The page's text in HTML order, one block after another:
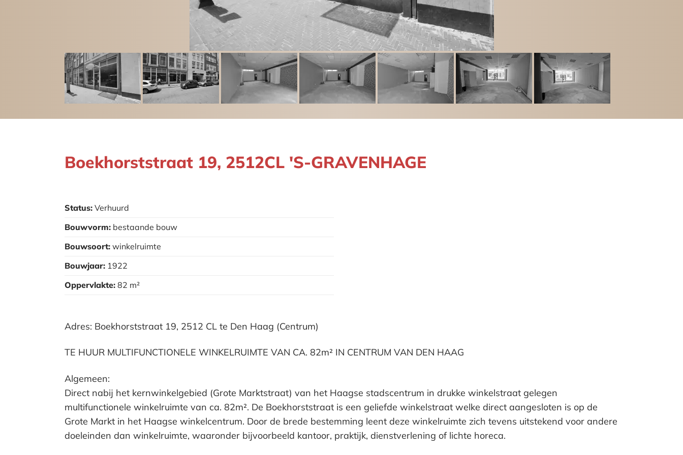
Boekhorststraat 19, 2512CL 'S-GRAVENHAGE
Status: Verhuurd
Bouwvorm: bestaande bouw
Bouwsoort: winkelruimte
Bouwjaar: 1922
Oppervlakte: 82 m²
Adres: Boekhorststraat 19, 2512 CL te Den Haag (Centrum)
TE HUUR MULTIFUNCTIONELE WINKELRUIMTE VAN CA. 82m² IN CENTRUM VAN DEN HAAG
Algemeen:
Direct nabij het kernwinkelgebied (Grote Marktstraat) van het Haagse stadscentrum in drukke winkelstraat gelegen
multifunctionele winkelruimte van ca. 82m². De Boekhorststraat is een geliefde winkelstraat welke direct aangesloten is op de
Grote Markt in het Haagse winkelcentrum. Door de brede bestemming leent deze winkelruimte zich tevens uitstekend voor andere
doeleinden dan winkelruimte, waaronder bijvoorbeeld kantoor, praktijk, dienstverlening of lichte horeca.